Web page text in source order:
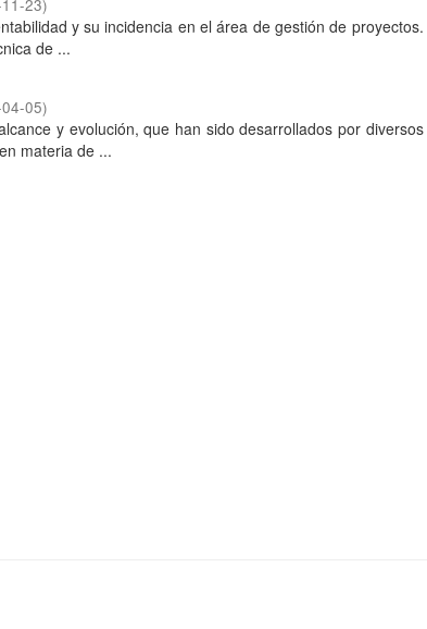
23)
y su incidencia en el área de gestión de proyectos.
de ...
05)
y evolución, que han sido desarrollados por diversos
materia de ...